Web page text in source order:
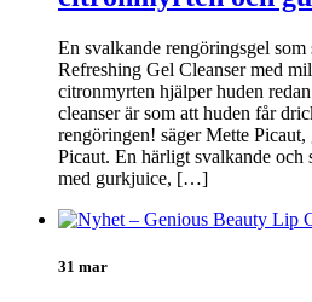
En svalkande rengöringsgel
Refreshing Gel Cleanser med
citronmyrten hjälper huden
cleanser är som att huden får
rengöringen! säger Mette
Picaut. En härligt svalkande och
med gurkjuice, […]
31 mar